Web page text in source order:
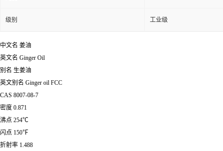
级别 工业级
中文名 姜油
英文名 Ginger Oil
别名 生姜油
英文别名 Ginger oil FCC
CAS 8007-08-7
密度 0.871
沸点 254℃
闪点 150℉
折射率 1.488